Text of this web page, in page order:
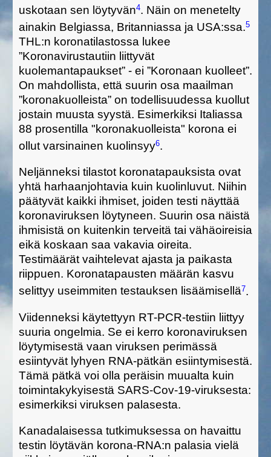
uskotaan sen löytyvän4. Näin on menetelty
ainakin Belgiassa, Britanniassa ja USA:ssa.5
THL:n koronatilastossa lukee
”Koronavirustautiin liittyvät
kuolemantapaukset” - ei ”Koronaan kuolleet”.
On mahdollista, että suurin osa maailman
”koronakuolleista” on todellisuudessa kuollut
jostain muusta syystä. Esimerkiksi Italiassa
88 prosentilla "koronakuolleista" korona ei
ollut varsinainen kuolinsyy6.
Neljänneksi tilastot koronatapauksista ovat
yhtä harhaanjohtavia kuin kuolinluvut. Niihin
päätyvät kaikki ihmiset, joiden testi näyttää
koronaviruksen löytyneen. Suurin osa näistä
ihmisistä on kuitenkin terveitä tai vähäoireisia
eikä koskaan saa vakavia oireita.
Testimäärät vaihtelevat ajasta ja paikasta
riippuen. Koronatapausten määrän kasvu
selittyyuseimmiten testauksen lisäämisellä7.
Viidenneksi käytettyyn RT-PCR-testiin liittyy
suuria ongelmia. Se ei kerro koronaviruksen
löytymisestä vaan viruksen perimässä
esiintyvät lyhyen RNA-pätkän esiintymisestä.
Tämä pätkä voi olla peräisin muualta kuin
toimintakykyisestä SARS-Cov-19-viruksesta:
esimerkiksi viruksen palasesta.
Kanadalaisessa tutkimuksessa on havaittu
testin löytävän korona-RNA:n palasia vielä